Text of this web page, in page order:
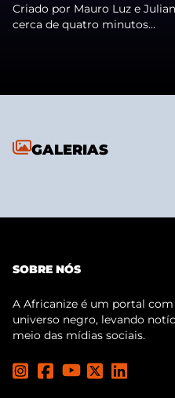
Criado por Mauro Luz e
cerca de quatro minutos...
GALERIAS
SOBRE NÓS
A Africanize é um portal
universo negro, levando
meio das mídias sociais.